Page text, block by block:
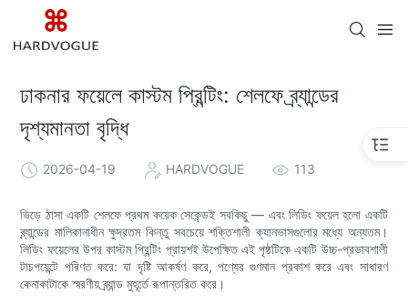
ঢাকনার ফয়েলে কাস্টম প্রিন্টিং: শেলফে ব্র্যান্ডের
দৃশ্যমানতা বৃদ্ধি
2026-04-19 HARDVOGUE 113
ভিড়ে ঠাসা একটি শেলফে প্রথম কয়েক সেকেন্ডই সবকিছু — এবং লিডিং ফয়েল হলো একটি
ব্র্যান্ডের মালিকানাধীন ক্ষুদ্রতম কিন্তু সবচেয়ে শক্তিশালী ক্যানভাসগুলোর মধ্যে অন্যতম।
লিডিং ফয়েলের উপর কাস্টম প্রিন্টিং প্রায়শই উপেক্ষিত এই পৃষ্ঠটিকে একটি উচ্চ-প্রভাবশালী
টাচপয়েন্টে পরিণত করে: যা দৃষ্টি আকর্ষণ করে, পণ্যের গুণমান প্রকাশ করে এবং সাধারণ
কেনাকাটাকে স্মরণীয় ব্র্যান্ড মুহূর্তে রূপান্তরিত করে।